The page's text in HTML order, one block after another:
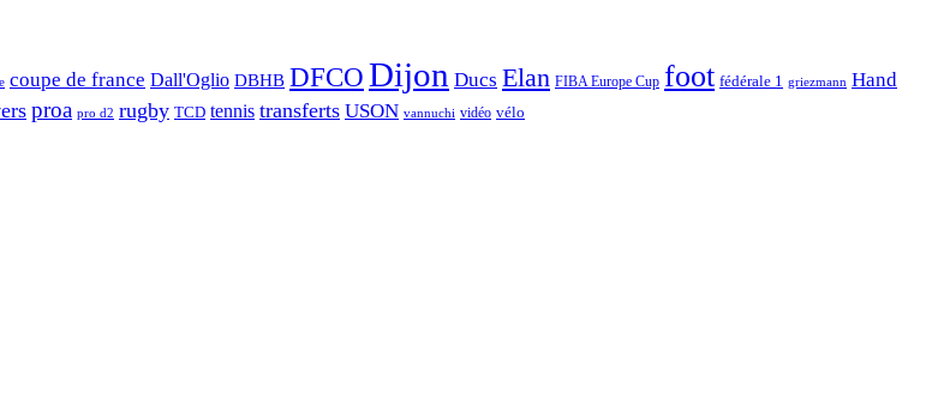
coupe de france Dall'Oglio DBHB DFCODijon Ducs Elan FIBA Europe Cup foot fédérale 1 griezmann Hand
proa pro d2 rugby TCD tennis transferts USON vannuchi vidéo vélo